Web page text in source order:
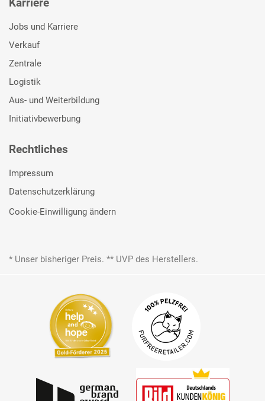
Jobs und Karriere
Verkauf
Zentrale
Logistik
Aus- und Weiterbildung
Initiativbewerbung
Rechtliches
Impressum
Datenschutzerklärung
Cookie-Einwilligung ändern
* Unser bisheriger Preis. ** UVP des Herstellers.